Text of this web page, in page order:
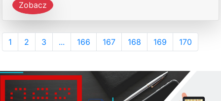
Zobacz
1 2 3 ... 166 167 168 169 170